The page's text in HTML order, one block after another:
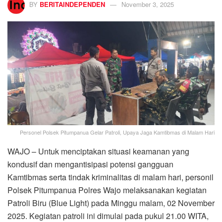
BY BERITAINDEPENDEN November 3, 2025
Personel Polsek Pitumpanua Gelar Patroli, Upaya Jaga Kamtibmas di Malam Hari
WAJO – Untuk menciptakan situasi keamanan yang
kondusif dan mengantisipasi potensi gangguan
Kamtibmas serta tindak kriminalitas di malam hari, personil
Polsek Pitumpanua Polres Wajo melaksanakan kegiatan
Patroli Biru (Blue Light) pada Minggu malam, 02 November
2025. Kegiatan patroli ini dimulai pada pukul 21.00 WITA,